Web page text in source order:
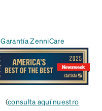
Garantía ZenniCare
(consulta aquí nuestro